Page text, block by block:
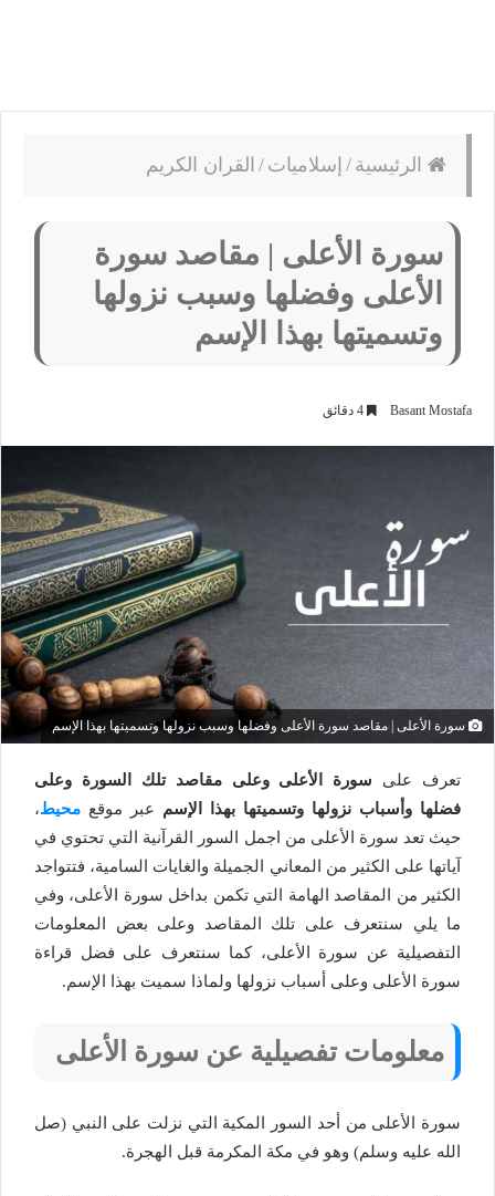
الرئيسية / إسلاميات / القران الكريم
سورة الأعلى | مقاصد سورة
الأعلى وفضلها وسبب نزولها
وتسميتها بهذا الإسم
Basant Mostafa
سورة الأعلى | مقاصد سورة الأعلى وفضلها وسبب نزولها وتسميتها بهذا الإسم
تعرف على سورة الأعلى وعلى مقاصد تلك السورة وعلى
فضلها وأسباب نزولها وتسميتها بهذا الإسم عبر موقع محيط،
حيث تعد سورة الأعلى من اجمل السور القرآنية التي تحتوي في
آياتها على الكثير من المعاني الجميلة والغايات السامية، فتتواجد
الكثير من المقاصد الهامة التي تكمن بداخل سورة الأعلى، وفي
ما يلي سنتعرف على تلك المقاصد وعلى بعض المعلومات
التفصيلية عن سورة الأعلى، كما سنتعرف على فضل قراءة
سورة الأعلى وعلى أسباب نزولها ولماذا سميت بهذا الإسم.
معلومات تفصيلية عن سورة الأعلى
سورة الأعلى من أحد السور المكية التي نزلت على النبي (صل
الله عليه وسلم) وهو في مكة المكرمة قبل الهجرة.